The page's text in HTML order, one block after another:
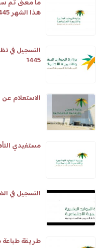
ما معنى تم
هذا الشهر 1445
التسجيل في
1445
الاستعلام
مستفيدي
التسجيل في
طريقة